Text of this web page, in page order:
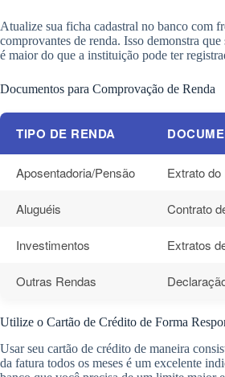
Atualize sua ficha cadastral no banco com
comprovantes de renda. Isso demonstra
é maior do que a instituição pode ter
Documentos para Comprovação de Renda
TIPO DE RENDA
Aposentadoria/Pensão Extrato
Aluguéis Contrato
Investimentos Extratos
Outras Rendas
Utilize o Cartão de Crédito de Forma
Usar seu cartão de crédito de maneira
da fatura todos os meses é um excelente